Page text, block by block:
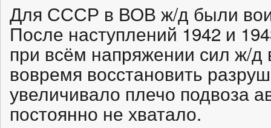
Для СССР в ВОВ ж/д были
После наступлений 1942 и
при всём напряжении сил ж/д
вовремя восстановить
увеличивало плечо подвоза
постоянно не хватало.